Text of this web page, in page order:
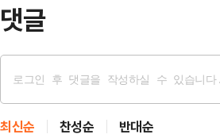
댓글
최신순 찬성순 반대순